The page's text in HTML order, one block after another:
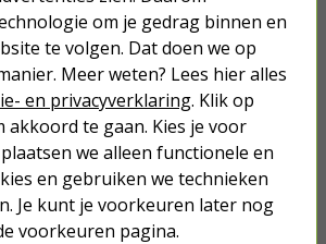
pallet | Pokon | 1280 liter
om je gedrag binnen en
te volgen. Dat doen we op
Meer weten? Lees hier alles
en privacyverklaring. Klik op
akkoord te gaan. Kies je voor
we alleen functionele en
en gebruiken we technieken
Je kunt je voorkeuren later nog
voorkeuren pagina.